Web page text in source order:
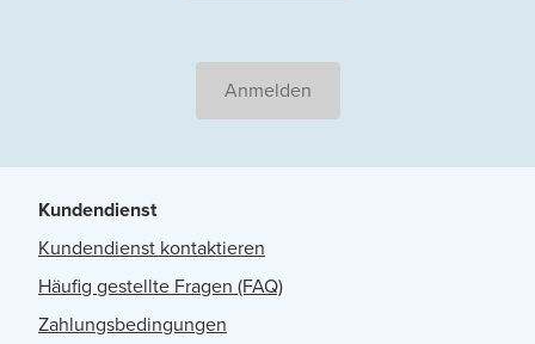
Anmelden
Kundendienst
Kundendienst kontaktieren
Häufig gestellte Fragen (FAQ)
Zahlungsbedingungen